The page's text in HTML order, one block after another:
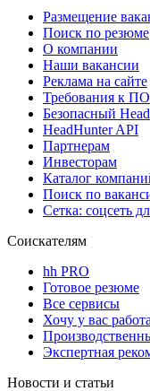
Размещение
Поиск по резюме
О компании
Наши вакансии
Реклама на сайте
Требования к ПО
Безопасный
HeadHunter API
Партнерам
Инвесторам
Каталог
Поиск по
Сетка: соцсеть
Соискателям
hh PRO
Готовое резюме
Все сервисы
Хочу у вас
Экспертная
Новости и статьи